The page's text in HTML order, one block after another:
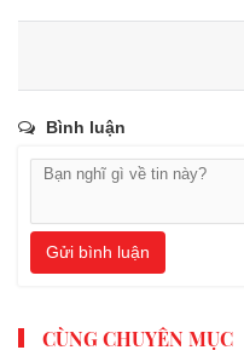
Bình luận
Gửi bình luận
CÙNG CHUYÊN MỤC